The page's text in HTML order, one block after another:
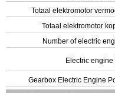
Totaal elektromotor
Totaal elektromotor
Number of electric
Electric engine
Gearbox Electric Engine